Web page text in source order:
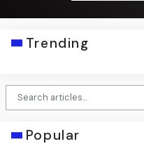
Trending
Popular